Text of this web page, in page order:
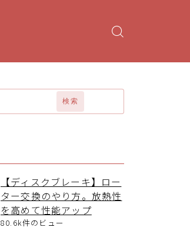
検索
【ディスクブレーキ】ロー
ター交換のやり方。放熱性
を高めて性能アップ
80.6k件のビュー